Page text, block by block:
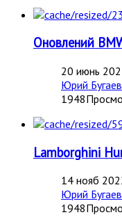
Оновлений
20 июнь
Юрий Бугаев
Lamborghini
14 нояб
Юрий Бугаев